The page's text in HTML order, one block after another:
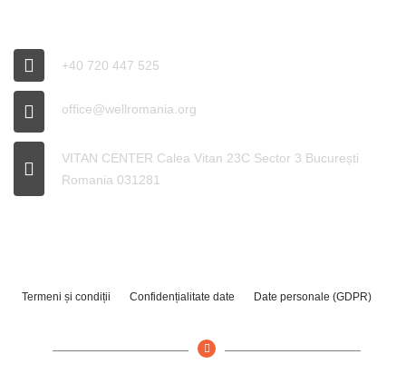
+40 720 447 525
office@wellromania.org
VITAN CENTER Calea Vitan 23C Sector 3 București
Romania 031281
Termeni și condiții Confidențialitate date Date personale (GDPR)